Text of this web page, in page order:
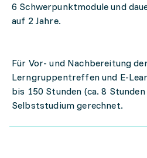
6 Schwerpunktmodule und
auf 2 Jahre.
Für Vor- und Nachbereitung
Lerngruppentreffen und E-
bis 150 Stunden (ca. 8
Selbststudium gerechnet.